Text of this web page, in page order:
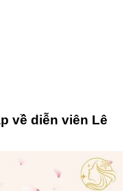
về diễn viên Lê